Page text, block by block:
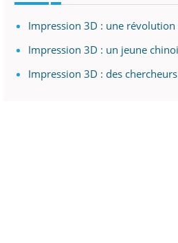
Impression 3D : une révolution
Impression 3D : un jeune
Impression 3D : des